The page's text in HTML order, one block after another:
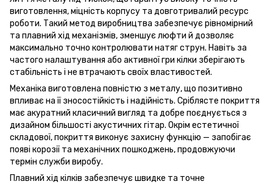
виготовлення, міцність корпусу та довготривалий ресурс
роботи. Такий метод виробництва забезпечує рівномірний
та плавний хід механізмів, зменшує люфти й дозволяє
максимально точно контролювати натяг струн. Навіть за
частого налаштування або активної гри кілки зберігають
стабільність і не втрачають своїх властивостей.
Механіка виготовлена повністю з металу, що позитивно
впливає на її зносостійкість і надійність. Сріблясте покриття
має акуратний класичний вигляд та добре поєднується з
дизайном більшості акустичних гітар. Окрім естетичної
складової, покриття виконує захисну функцію — запобігає
появі корозії та механічних пошкоджень, продовжуючи
термін служби виробу.
Плавний хід кілків забезпечує швидке та точне